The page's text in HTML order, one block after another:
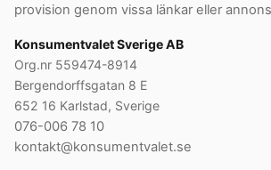
provision genom vissa länkar eller
Konsumentvalet Sverige AB
Org.nr 559474-8914
Bergendorffsgatan 8 E
652 16 Karlstad, Sverige
076-006 78 10
kontakt@konsumentvalet.se